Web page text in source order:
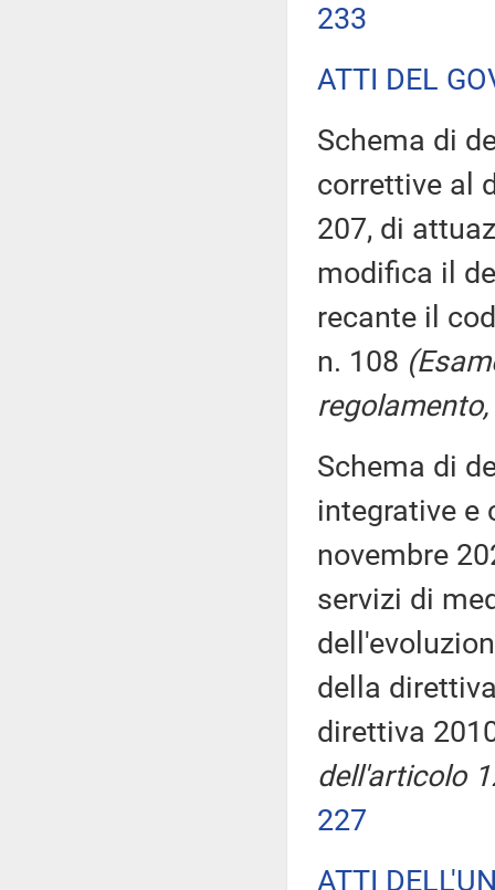
233
ATTI DEL
Schema di
correttive al
207, di
modifica il
recante il
n. 108
Schema di
integrative e
novembre
servizi di
della
direttiva
dell'articolo
227
ATTI